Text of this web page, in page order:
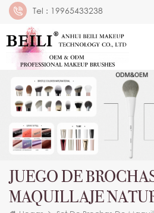
Tel : 19965433238
JUEGO DE
MAQUILLAJE